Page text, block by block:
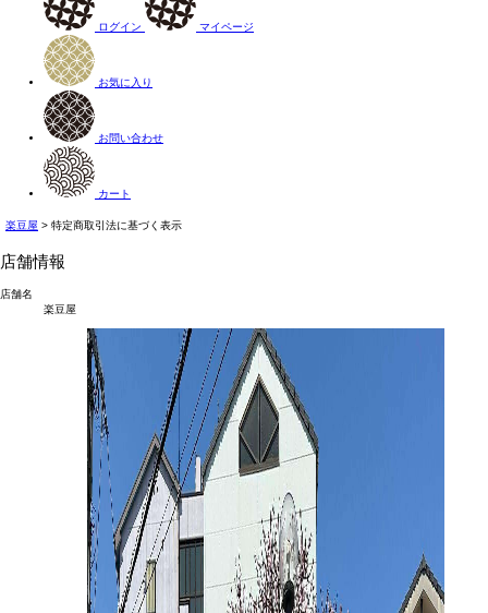
ログイン マイページ
お気に入り
お問い合わせ
カート
楽豆屋 特定商取引法に基づく表示
店舗情報
店舗名
楽豆屋